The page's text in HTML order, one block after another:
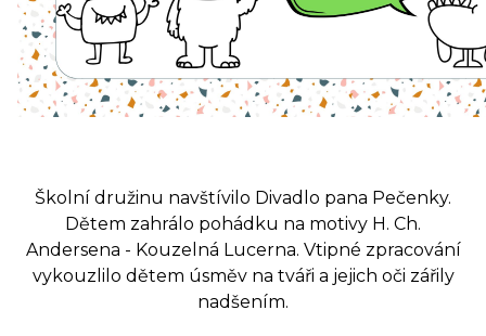
Školní družinu navštívilo Divadlo pana Pečenky.
Dětem zahrálo pohádku na motivy H. Ch.
Andersena - Kouzelná Lucerna. Vtipné zpracování
vykouzlilo dětem úsměv na tváři a jejich oči zářily
nadšením.